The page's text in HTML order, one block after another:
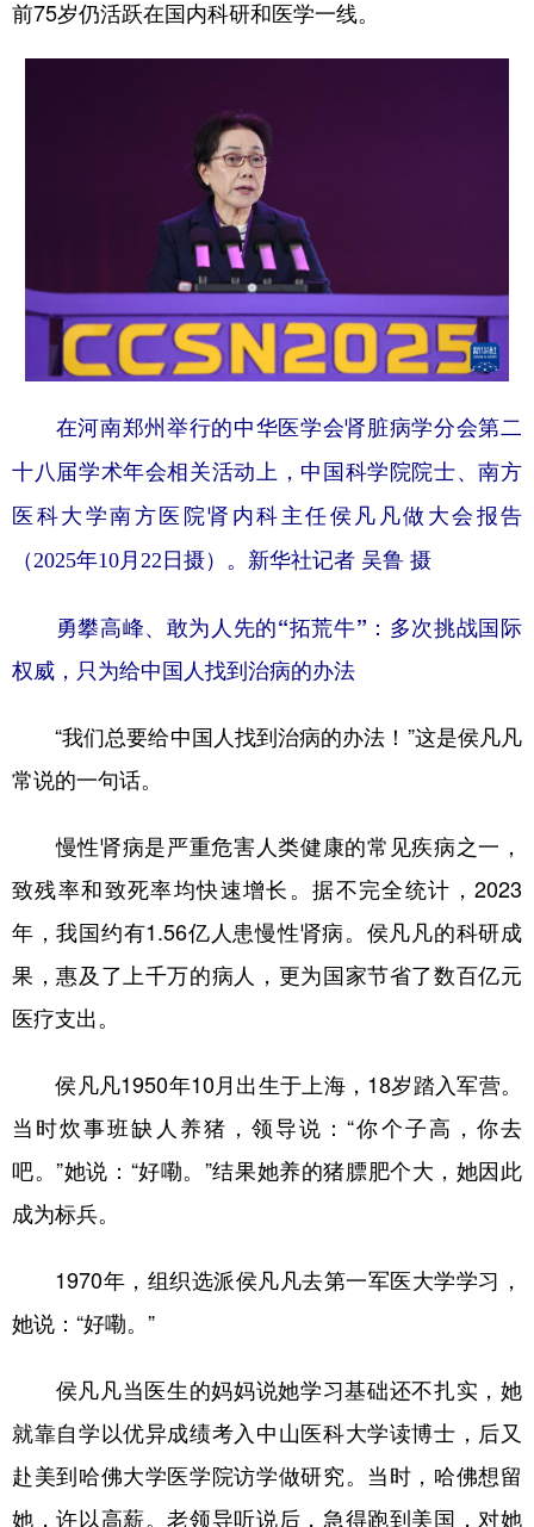
前75岁仍活跃在国内科研和医学一线。
在河南郑州举行的中华医学会肾脏病学分会第二
十八届学术年会相关活动上，中国科学院院士、南方
医科大学南方医院肾内科主任侯凡凡做大会报告
（2025年10月22日摄）。新华社记者 吴鲁 摄
勇攀高峰、敢为人先的“拓荒牛”：多次挑战国际
权威，只为给中国人找到治病的办法
“我们总要给中国人找到治病的办法！”这是侯凡凡
常说的一句话。
慢性肾病是严重危害人类健康的常见疾病之一，
致残率和致死率均快速增长。据不完全统计，2023
年，我国约有1.56亿人患慢性肾病。侯凡凡的科研成
果，惠及了上千万的病人，更为国家节省了数百亿元
医疗支出。
侯凡凡1950年10月出生于上海，18岁踏入军营。
当时炊事班缺人养猪，领导说：“你个子高，你去
吧。”她说：“好嘞。”结果她养的猪膘肥个大，她因此
成为标兵。
1970年，组织选派侯凡凡去第一军医大学学习，
她说：“好嘞。”
侯凡凡当医生的妈妈说她学习基础还不扎实，她
就靠自学以优异成绩考入中山医科大学读博士，后又
赴美到哈佛大学医学院访学做研究。当时，哈佛想留
她，许以高薪。老领导听说后，急得跑到美国，对她